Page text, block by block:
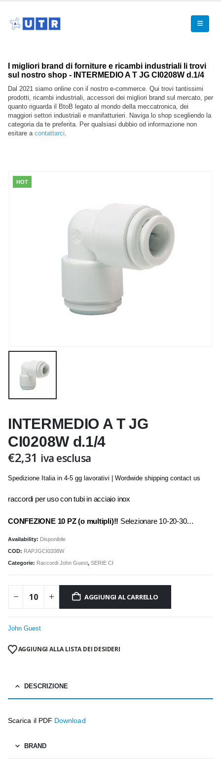
I migliori brand di forniture e ricambi industriali li trovi
sul nostro shop - INTERMEDIO A T JG CI0208W d.1/4
Dal 2021 siamo online con il nostro e-commerce. Qui trovi tantissimi
prodotti, ricambi industriali, accessori dei migliori brand sul mercato, per
quanto riguarda il BtoB legato al mondo della meccatronica, dei
maggiori settori industriali e manifatturieri. Naviga lo shop scegliendo la
categoria da te preferita. Per qualsiasi dubbio od informazione non
esitare a contattarci.
HOT
INTERMEDIO A T JG
CI0208W d.1/4
€2,31 iva esclusa
Spedizione Italia in 4-5 gg lavorativi | Wordwide shipping contact us
raccordi per uso con tubi in acciaio inox
CONFEZIONE 10 PZ (o multipli)!! Selezionare 10-20-30…
Availability: Disponibile
COD: RAPJGCI0208W
Categorie: Raccordi John Guest, SERIE CI
AGGIUNGI AL CARRELLO
John Guest
AGGIUNGI ALLA LISTA DEI DESIDERI
DESCRIZIONE
Scarica il PDF Download
BRAND